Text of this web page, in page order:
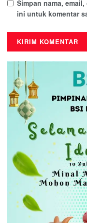
Simpan nama,
ini untuk komentar